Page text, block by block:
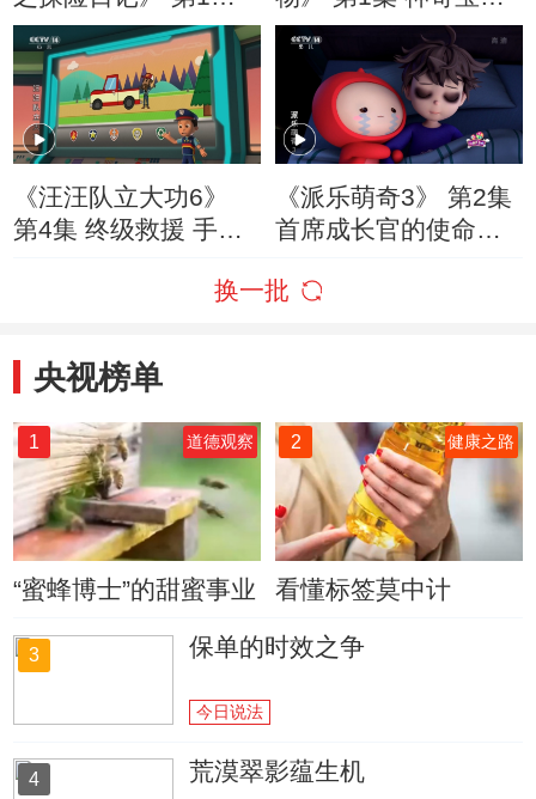
导游光头强
现世
《汪汪队立大功6》
第4集 终级救援 手机
《派乐萌奇3》 第2集
首席成长官的使命
换一批
央视榜单
1 道德观察
“蜜蜂博士”的甜蜜事业
2 健康之路
看懂标签莫中计
3 保单的时效之争
今日说法
4 荒漠翠影蕴生机